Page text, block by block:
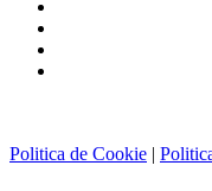
Politica de Cookie |